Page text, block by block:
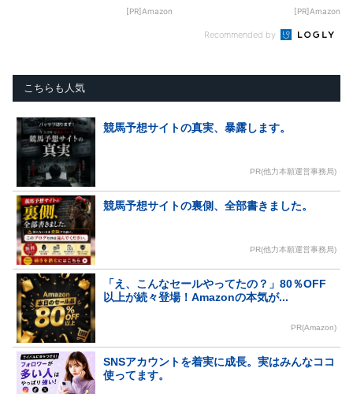
[PR]Amazon [PR]Amazon
Recommended by
こちらも人気
競馬予想サイトの真実、暴露します。
PR(他力本願運営事務局)
競馬予想サイトの裏側、全部書きました。
PR(他力本願運営事務局)
「え、こんなセールやってたの？」80％OFF
以上が続々登場！Amazonの本気が...
PR(Amazon)
SNSアカウントを着実に成長。実はみんなココ
使ってます。